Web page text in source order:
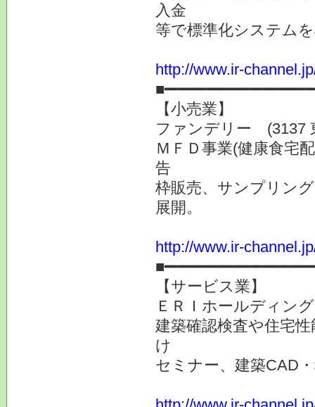
入金
等で標準化システム
http://www.ir-
【小売業】
ファンデリー (3137
ＭＦＤ事業(健康食宅
告
枠販売、サンプリン
展開。
http://www.ir-
【サービス業】
ＥＲＩホールディン
建築確認検査や住宅
け
セミナー、建築CAD